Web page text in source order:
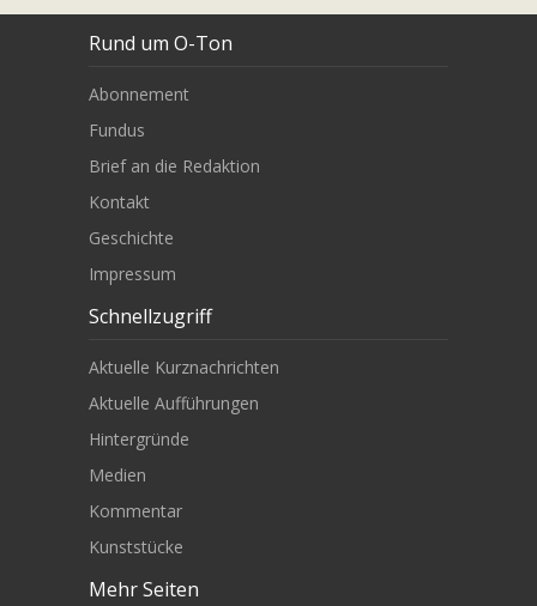
Rund um O-Ton
Abonnement
Fundus
Brief an die Redaktion
Kontakt
Geschichte
Impressum
Schnellzugriff
Aktuelle Kurznachrichten
Aktuelle Aufführungen
Hintergründe
Medien
Kommentar
Kunststücke
Mehr Seiten